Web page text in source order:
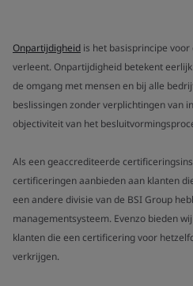
Onpartijdigheid is het basisprincipe
verleent. Onpartijdigheid betekent
de omgang met mensen en bij alle
beslissingen zonder verplichtingen van
objectiviteit van het
Als een geaccrediteerde
certificeringen aanbieden aan klanten
een andere divisie van de BSI Group
managementsysteem. Evenzo bieden
klanten die een certificering voor
verkrijgen.